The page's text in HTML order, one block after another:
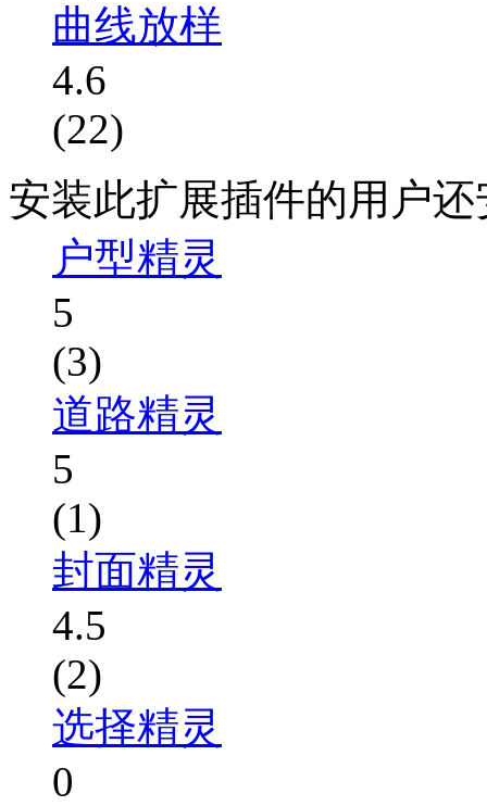
曲线放样
4.6
(22)
安装此扩展插件的用户
户型精灵
5
(3)
道路精灵
5
(1)
封面精灵
4.5
(2)
选择精灵
0